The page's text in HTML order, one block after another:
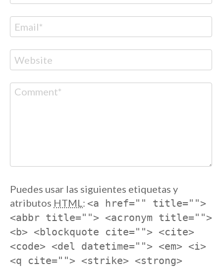
Correo
electrónico
Web
Comentario
Puedes usar las siguientes etiquetas y
atributos HTML : <a href="" title="">
<abbr title=""> <acronym title="">
<b> <blockquote cite=""> <cite>
<code> <del datetime=""> <em> <i>
<q cite=""> <strike> <strong>